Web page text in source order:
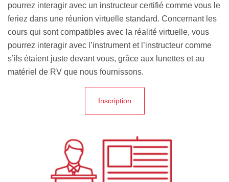
pourrez interagir avec un instructeur certifié comme vous le
feriez dans une réunion virtuelle standard. Concernant les
cours qui sont compatibles avec la réalité virtuelle, vous
pourrez interagir avec l’instrument et l’instructeur comme
s’ils étaient juste devant vous, grâce aux lunettes et au
matériel de RV que nous fournissons.
Inscription